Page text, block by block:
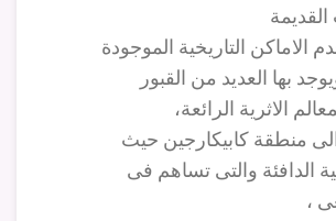
الاماكن التاريخية الموجودة
بها العديد من القبور
الاثرية الرائعة،
منطقة كابيكارجين حيث
الدافئة والتى تساهم فى
،